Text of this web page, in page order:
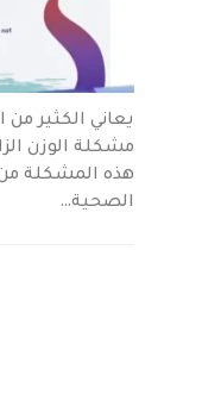
يعاني الكثير
مشكلة الوزن
هذه المشكلة
الصحية…